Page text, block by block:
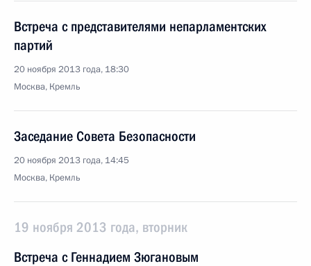
Встреча с представителями непарламентских
партий
20 ноября 2013 года, 18:30
Москва, Кремль
Заседание Совета Безопасности
20 ноября 2013 года, 14:45
Москва, Кремль
19 ноября 2013 года, вторник
Встреча с Геннадием Зюгановым